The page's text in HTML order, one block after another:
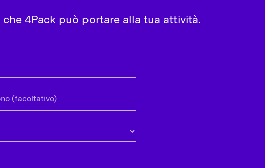
4Pack può portare alla tua attività.